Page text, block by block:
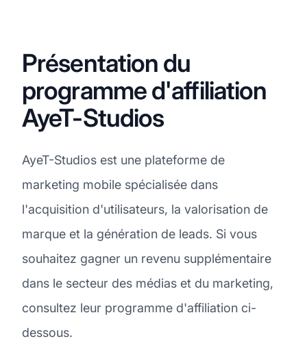
Présentation du
programme d'affiliation
AyeT-Studios
AyeT-Studios est une plateforme de
marketing mobile spécialisée dans
l'acquisition d'utilisateurs, la valorisation de
marque et la génération de leads. Si vous
souhaitez gagner un revenu supplémentaire
dans le secteur des médias et du marketing,
consultez leur programme d'affiliation ci-
dessous.